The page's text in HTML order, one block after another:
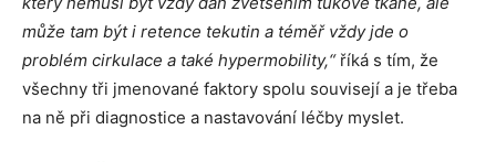
může tam být i retence tekutin a téměř vždy jde o
problém cirkulace a také hypermobility,“ říká s tím, že
všechny tři jmenované faktory spolu souvisejí a je třeba
na ně při diagnostice a nastavování léčby myslet.